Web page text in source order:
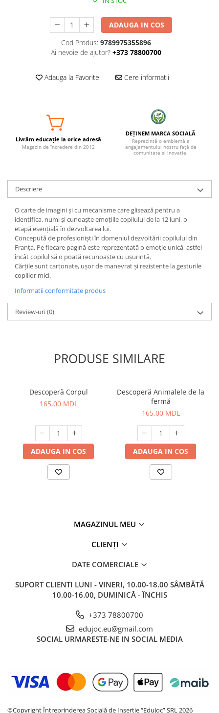
ADAUGA IN COS
Cod Produs: 9789975355896
Ai nevoie de ajutor? +373 78800700
Adauga la Favorite Cere informatii
Livrăm educație la orice adresă
Magazin de încredere din 2012
DEȚINEM MARCA SOCIALĂ
Reprezintă o emblemă a
angajamentului nostru față de
comunitate și inovație.
Descriere
O carte de imagini și cu mecanisme care glisează pentru a
identifica, numi și cunoaște emoțiile copilului de la 12 luni, o
etapă esențială în dezvoltarea lui.
Concepută de profesioniști în domeniul dezvoltării copilului din
Franța. Pe fiecare pagină este reprezentată o emoție unică, astfel
încât copilul să o poată recunoaște cu ușurință.
Cărțile sunt cartonate, ușor de manevrat și rezistente la gesturile
copiilor mici.
Informatii conformitate produs
Review-uri(0)
PRODUSE SIMILARE
Descoperă Corpul
165,00 MDL
ADAUGA IN COS
Descoperă Animalele de la
fermă
165,00 MDL
ADAUGA IN COS
MAGAZINUL MEU
CLIENȚI
DATE COMERCIALE
SUPORT CLIENTI LUNI - VINERI, 10.00-18.00 SÂMBĂTĂ
10.00-16.00, DUMINICĂ - ÎNCHIS
+373 78800700
edujoc.eu@gmail.com
SOCIAL URMARESTE-NE IN SOCIAL MEDIA
©Copyright Întreprinderea Socială de Inserție “EduJoc” SRL 2026